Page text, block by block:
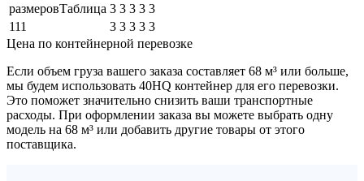
размеровТаблица 3 3 3 3 3
111
3 3 3 3 3
Цена по контейнерной перевозке
Если объем груза вашего заказа составляет 68 м³ или больше,
мы будем использовать 40HQ контейнер для его перевозки.
Это поможет значительно снизить ваши транспортные
расходы. При оформлении заказа вы можете выбрать одну
модель на 68 м³ или добавить другие товары от этого
поставщика.